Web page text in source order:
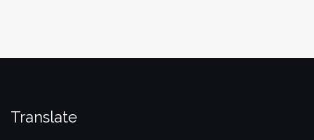
Translate